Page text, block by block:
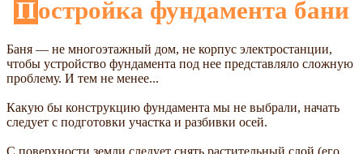
Постройка фундамента бани
Баня — не многоэтажный дом, не корпус электростанции,
чтобы устройство фундамента под нее представляло сложную
проблему. И тем не менее...
Какую бы конструкцию фундамента мы не выбрали, начать
следует с подготовки участка и разбивки осей.
С поверхности земли следует снять растительный слой (его